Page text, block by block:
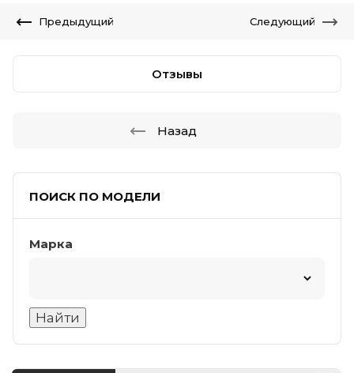
ПОИСК ПО МОДЕЛИ
Марка
Предыдущий Следующий
Отзывы
Назад